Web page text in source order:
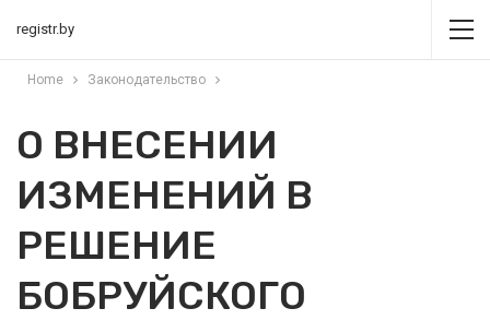
registr.by
Home Законодательство
О ВНЕСЕНИИ
ИЗМЕНЕНИЙ В
РЕШЕНИЕ
БОБРУЙСКОГО